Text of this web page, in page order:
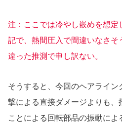
注：ここでは冷やし嵌めを想定
記で、熱間圧入で間違いなさそ
違った推測で申し訳ない。
そうすると、今回のヘアライ
撃による直接ダメージよりも、
ことによる回転部品の振動に